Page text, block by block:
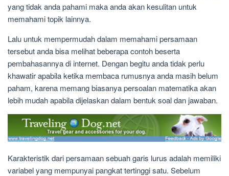
yang tidak anda pahami maka anda akan kesulitan untuk
memahami topik lainnya.
Lalu untuk mempermudah dalam memahami persamaan
tersebut anda bisa melihat beberapa contoh beserta
pembahasannya di internet. Dengan begitu anda tidak perlu
khawatir apabila ketika membaca rumusnya anda masih belum
paham, karena memang biasanya persoalan matematika akan
lebih mudah apabila dijelaskan dalam bentuk soal dan jawaban.
Karakteristik dari persamaan sebuah garis lurus adalah memiliki
variabel yang mempunyai pangkat tertinggi satu. Sebelum